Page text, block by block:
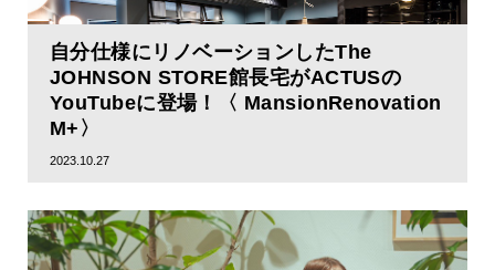
自分仕様にリノベーションしたThe
JOHNSON STORE館長宅がACTUSの
YouTubeに登場！〈 MansionRenovation
M+〉
2023.10.27